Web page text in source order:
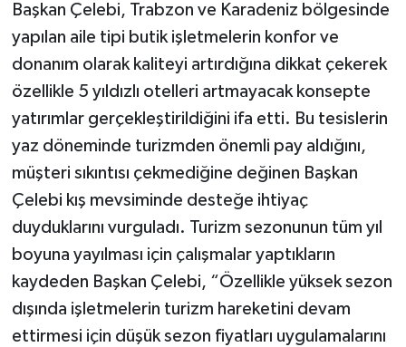
Başkan Çelebi, Trabzon ve Karadeniz bölgesinde
yapılan aile tipi butik işletmelerin konfor ve
donanım olarak kaliteyi artırdığına dikkat çekerek
özellikle 5 yıldızlı otelleri artmayacak konsepte
yatırımlar gerçekleştirildiğini ifa etti. Bu tesislerin
yaz döneminde turizmden önemli pay aldığını,
müşteri sıkıntısı çekmediğine değinen Başkan
Çelebi kış mevsiminde desteğe ihtiyaç
duyduklarını vurguladı. Turizm sezonunun tüm yıl
boyuna yayılması için çalışmalar yaptıkların
kaydeden Başkan Çelebi, “Özellikle yüksek sezon
dışında işletmelerin turizm hareketini devam
ettirmesi için düşük sezon fiyatları uygulamalarını